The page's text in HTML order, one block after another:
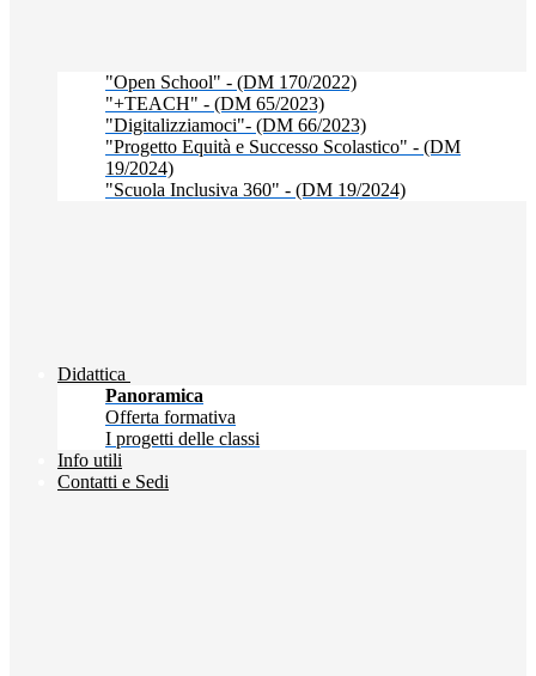
"Open School" - (DM 170/2022)
"+TEACH" - (DM 65/2023)
"Digitalizziamoci"- (DM 66/2023)
"Progetto Equità e Successo Scolastico" - (DM
19/2024)
"Scuola Inclusiva 360" - (DM 19/2024)
Didattica
Panoramica
Offerta formativa
I progetti delle classi
Info utili
Contatti e Sedi